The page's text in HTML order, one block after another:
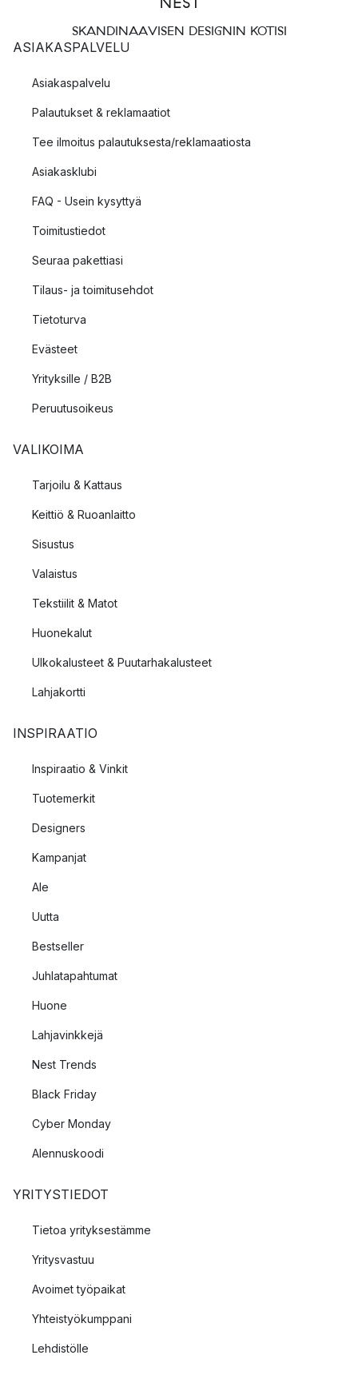
SKANDINAAVISEN DESIGNIN KOTISI
ASIAKASPALVELU
Asiakaspalvelu
Palautukset & reklamaatiot
Tee ilmoitus palautuksesta/reklamaatiosta
Asiakasklubi
FAQ - Usein kysyttyä
Toimitustiedot
Seuraa pakettiasi
Tilaus- ja toimitusehdot
Tietoturva
Evästeet
Yrityksille / B2B
Peruutusoikeus
VALIKOIMA
Tarjoilu & Kattaus
Keittiö & Ruoanlaitto
Sisustus
Valaistus
Tekstiilit & Matot
Huonekalut
Ulkokalusteet & Puutarhakalusteet
Lahjakortti
INSPIRAATIO
Inspiraatio & Vinkit
Tuotemerkit
Designers
Kampanjat
Ale
Uutta
Bestseller
Juhlatapahtumat
Huone
Lahjavinkkejä
Nest Trends
Black Friday
Cyber Monday
Alennuskoodi
YRITYSTIEDOT
Tietoa yrityksestämme
Yritysvastuu
Avoimet työpaikat
Yhteistyökumppani
Lehdistölle